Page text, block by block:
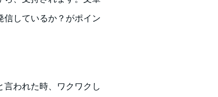
信しているか？がポイン
われた時、ワクワクし